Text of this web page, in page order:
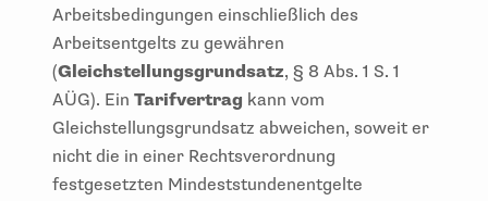
Arbeitsbedingungen einschließlich des
Arbeitsentgelts zu gewähren
(Gleichstellungsgrundsatz, § 8 Abs. 1 S. 1
AÜG). Ein Tarifvertrag kann vom
Gleichstellungsgrundsatz abweichen, soweit er
nicht die in einer Rechtsverordnung
festgesetzten Mindeststundenentgelte